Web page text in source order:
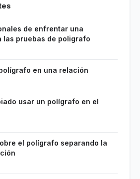
de enfrentar una
las pruebas de poligrafo
en una relación
usar un polígrafo en el
el polígrafo separando la